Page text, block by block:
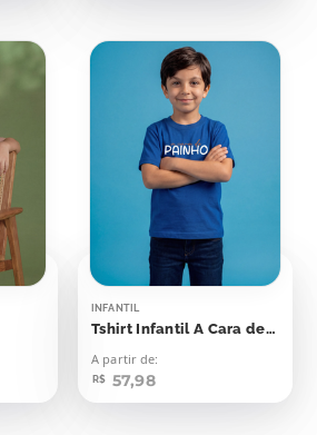
INFANTIL
Tshirt Infantil A Cara de Painho
A partir de:
R$ 57,98